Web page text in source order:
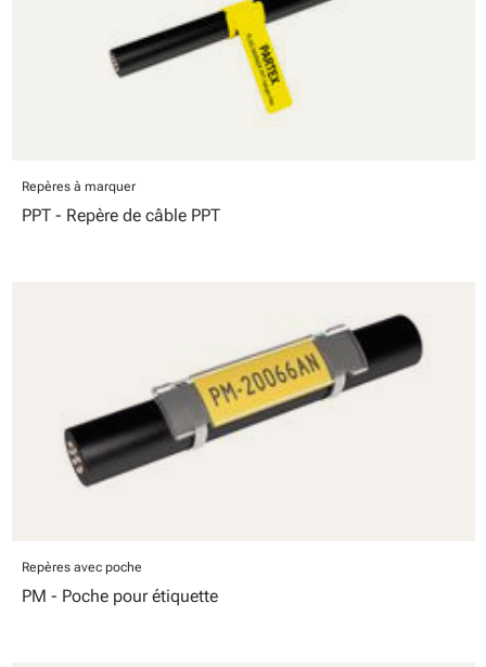
Repères à marquer
PPT - Repère de câble PPT
Repères avec poche
PM - Poche pour étiquette